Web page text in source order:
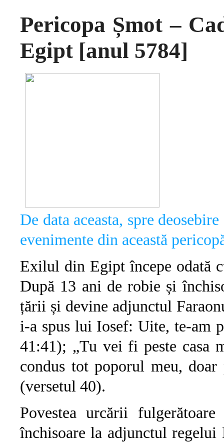
Pericopa Șmot –
Egipt [anul 5784]
De data aceasta, spre
evenimente din această
Exilul din Egipt începe odată
După 13 ani de robie și
țării și devine adjunctul
i-a spus lui Iosef: Uite, te-am
41:41); „Tu vei fi peste casa
condus tot poporul meu,
(versetul 40).
Povestea urcării
închisoare la adjunctul